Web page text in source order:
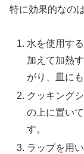
特に効果的なの
水を使用す
加えて加熱
がり、皿に
クッキング
の上に置い
す。
ラップを用